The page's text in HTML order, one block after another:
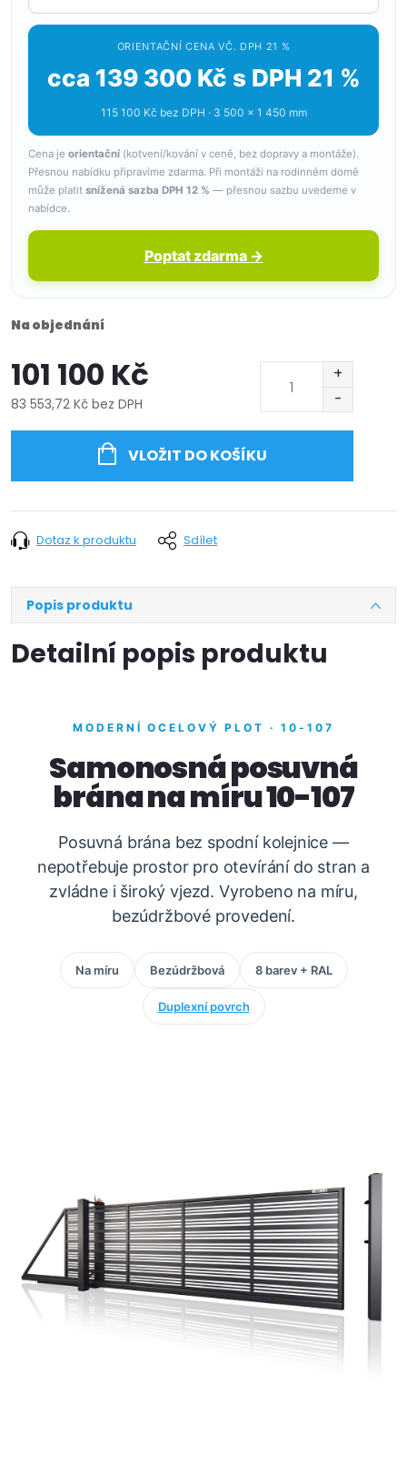
ORIENTAČNÍ CENA VČ. DPH 21 %
cca 139 300 Kč s DPH 21 %
115 100 Kč bez DPH · 3 500 × 1 450 mm
Cena je orientační (kotvení/kování v ceně, bez dopravy a montáže).
Přesnou nabídku připravíme zdarma. Při montáži na rodinném domě
může platit snížená sazba DPH 12 % — přesnou sazbu uvedeme v
nabídce.
Poptat zdarma →
Na objednání
101 100 Kč
83 553,72 Kč bez DPH
VLOŽIT DO KOŠÍKU
Dotaz k produktu Sdílet
Popis produktu
Detailní popis produktu
MODERNÍ OCELOVÝ PLOT · 10-107
Samonosná posuvná
brána na míru 10-107
Posuvná brána bez spodní kolejnice —
nepotřebuje prostor pro otevírání do stran a
zvládne i široký vjezd. Vyrobeno na míru,
bezúdržbové provedení.
Na míru Bezúdržbová 8 barev + RAL
Duplexní povrch